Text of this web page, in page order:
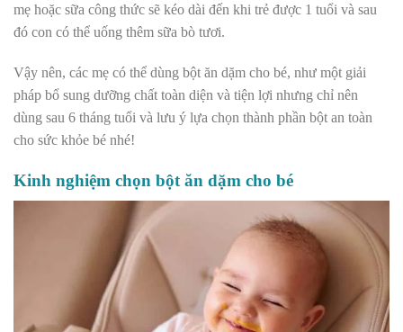
mẹ hoặc sữa công thức sẽ kéo dài đến khi trẻ được 1 tuổi và sau
đó con có thể uống thêm sữa bò tươi.
Vậy nên, các mẹ có thể dùng bột ăn dặm cho bé, như một giải
pháp bổ sung dưỡng chất toàn diện và tiện lợi nhưng chỉ nên
dùng sau 6 tháng tuổi và lưu ý lựa chọn thành phần bột an toàn
cho sức khỏe bé nhé!
Kinh nghiệm chọn bột ăn dặm cho bé